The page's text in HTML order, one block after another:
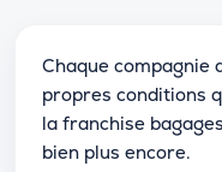
Chaque compagnie
propres conditions
la franchise
bien plus encore.